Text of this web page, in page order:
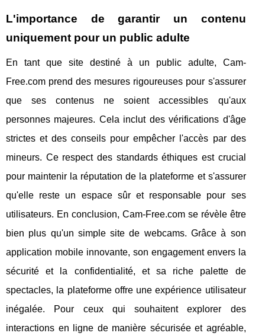
L'importance de garantir un contenu
uniquement pour un public adulte
En tant que site destiné à un public adulte, Cam-
Free.com prend des mesures rigoureuses pour s'assurer
que ses contenus ne soient accessibles qu'aux
personnes majeures. Cela inclut des vérifications d'âge
strictes et des conseils pour empêcher l'accès par des
mineurs. Ce respect des standards éthiques est crucial
pour maintenir la réputation de la plateforme et s'assurer
qu'elle reste un espace sûr et responsable pour ses
utilisateurs. En conclusion, Cam-Free.com se révèle être
bien plus qu'un simple site de webcams. Grâce à son
application mobile innovante, son engagement envers la
sécurité et la confidentialité, et sa riche palette de
spectacles, la plateforme offre une expérience utilisateur
inégalée. Pour ceux qui souhaitent explorer des
interactions en ligne de manière sécurisée et agréable,